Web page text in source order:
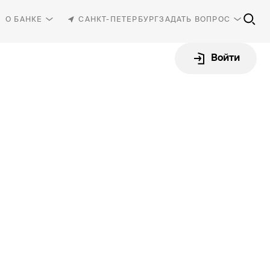
О БАНКЕ САНКТ-ПЕТЕРБУРГЗАДАТЬ ВОПРОС
Войти